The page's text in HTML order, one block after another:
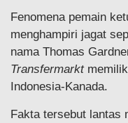
Fenomena pemain
menghampiri jagat
nama Thomas
Transfermarkt
Indonesia-Kanada.
Fakta tersebut lantas